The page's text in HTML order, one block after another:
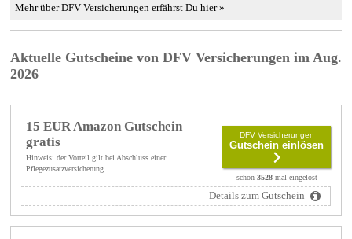
Mehr über DFV Versicherungen erfährst Du hier »
Aktuelle Gutscheine von DFV Versicherungen im Aug.
2026
15 EUR Amazon Gutschein
gratis
Hinweis: der Vorteil gilt bei Abschluss einer
Pflegezusatzversicherung
DFV Versicherungen
Gutschein einlösen
schon 3528mal eingelöst
Details zum Gutschein